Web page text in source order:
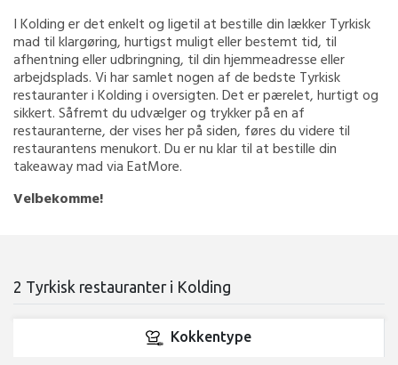
I Kolding er det enkelt og ligetil at bestille din lækker Tyrkisk
mad til klargøring, hurtigst muligt eller bestemt tid, til
afhentning eller udbringning, til din hjemmeadresse eller
arbejdsplads. Vi har samlet nogen af de bedste Tyrkisk
restauranter i Kolding i oversigten. Det er pærelet, hurtigt og
sikkert. Såfremt du udvælger og trykker på en af
restauranterne, der vises her på siden, føres du videre til
restaurantens menukort. Du er nu klar til at bestille din
takeaway mad via EatMore.
Velbekomme!
2 Tyrkisk restauranter i Kolding
Kokkentype